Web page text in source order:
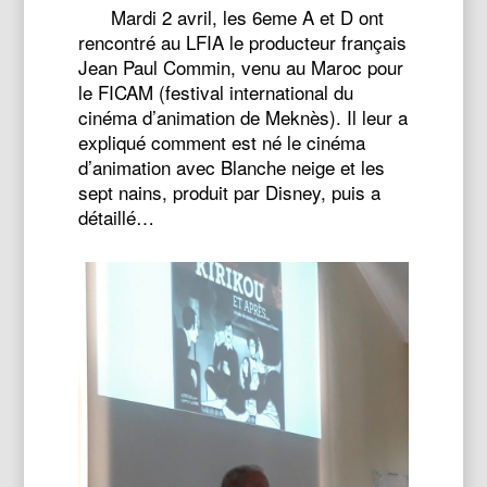
Mardi 2 avril, les 6eme A et D ont
rencontré au LFIA le producteur français
Jean Paul Commin, venu au Maroc pour
le FICAM (festival international du
cinéma d’animation de Meknès). Il leur a
expliqué comment est né le cinéma
d’animation avec Blanche neige et les
sept nains, produit par Disney, puis a
détaillé…